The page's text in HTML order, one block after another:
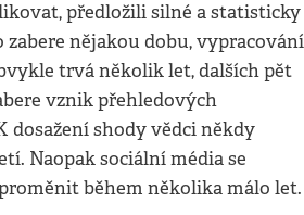
předložili silné a statisticky
zabere nějakou dobu, vypracování
trvá několik let, dalších pět
vznik přehledových
dosažení shody vědci někdy
Naopak sociální média se
během několika málo let.